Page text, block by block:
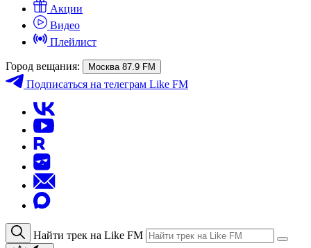
Акции
Видео
Плейлист
Город вещания: Москва 87.9 FM
Подписаться на телеграм Like FM
Найти трек на Like FM